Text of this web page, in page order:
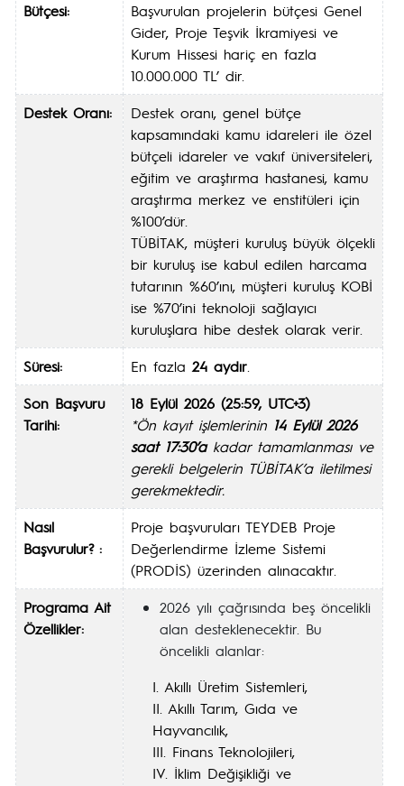
Bütçesi:
Başvurulan projelerin bütçesi Genel
Gider, Proje Teşvik İkramiyesi ve
Kurum Hissesi hariç en fazla
10.000.000 TL’ dir.
Destek Oranı:
Destek oranı, genel bütçe
kapsamındaki kamu idareleri ile özel
bütçeli idareler ve vakıf üniversiteleri,
eğitim ve araştırma hastanesi, kamu
araştırma merkez ve enstitüleri için
%100’dür.
TÜBİTAK, müşteri kuruluş büyük ölçekli
bir kuruluş ise kabul edilen harcama
tutarının %60’ını, müşteri kuruluş KOBİ
ise %70’ini teknoloji sağlayıcı
kuruluşlara hibe destek olarak verir.
Süresi:
En fazla 24 aydır
Son Başvuru
Tarihi:
18 Eylül 2026 (25:59, UTC+3)
*Ön kayıt işlemlerinin 14 Eylül 2026
saat 17:30’a kadar tamamlanmasıve
gerekli belgelerin TÜBİTAK’a iletilmesi
gerekmektedir.
Nasıl
Başvurulur? :
Proje başvuruları TEYDEB Proje
Değerlendirme İzleme Sistemi
(PRODİS) üzerinden alınacaktır.
Programa Ait
Özellikler:
2026 yılı çağrısında beş öncelikli
alan desteklenecektir. Bu
öncelikli alanlar:
I. Akıllı Üretim Sistemleri,
II. Akıllı Tarım, Gıda ve
Hayvancılık,
III. Finans Teknolojileri,
IV. İklim Değişikliği ve